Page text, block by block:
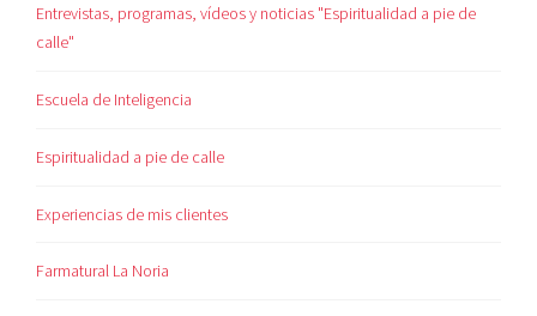
Entrevistas, programas, vídeos y noticias "Espiritualidad a pie de
calle"
Escuela de Inteligencia
Espiritualidad a pie de calle
Experiencias de mis clientes
Farmatural La Noria